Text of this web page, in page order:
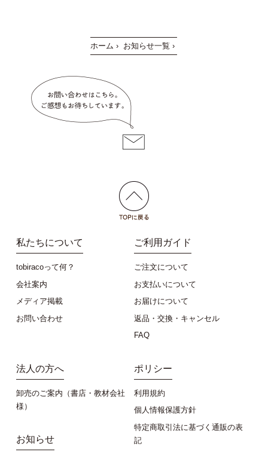
ホーム › お知らせ一覧 ›
私たちについて
tobiracoって何？
会社案内
メディア掲載
お問い合わせ
ご利用ガイド
ご注文について
お支払いについて
お届けについて
返品・交換・キャンセル
FAQ
法人の方へ
卸売のご案内（書店・教材会社
様）
お知らせ
ポリシー
利用規約
個人情報保護方針
特定商取引法に基づく通販の表
記